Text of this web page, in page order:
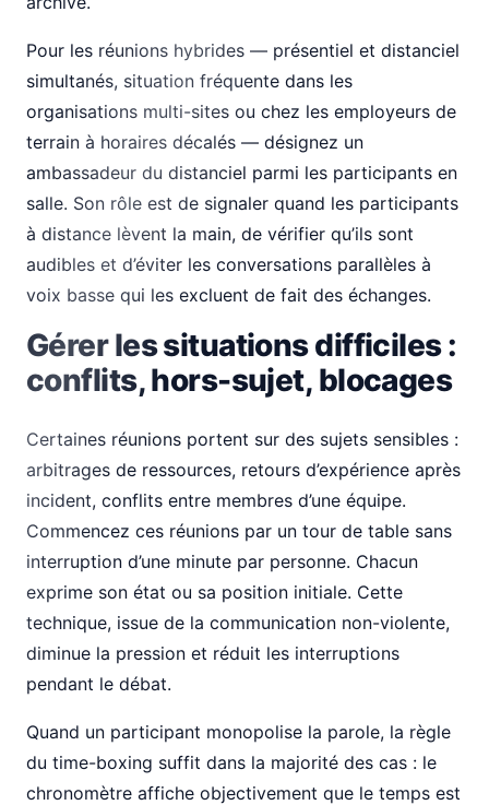
Pour les réunions hybrides — présentiel et distanciel
simultanés, situation fréquente dans les
organisations multi-sites ou chez les employeurs de
terrain à horaires décalés — désignez un
ambassadeur du distanciel parmi les participants en
salle. Son rôle est de signaler quand les participants
à distance lèvent la main, de vérifier qu’ils sont
audibles et d’éviter les conversations parallèles à
voix basse qui les excluent de fait des échanges.
Gérer les situations difficiles :
conflits, hors-sujet, blocages
Certaines réunions portent sur des sujets sensibles :
arbitrages de ressources, retours d’expérience après
incident, conflits entre membres d’une équipe.
Commencez ces réunions par un tour de table sans
interruption d’une minute par personne. Chacun
exprime son état ou sa position initiale. Cette
technique, issue de la communication non-violente,
diminue la pression et réduit les interruptions
pendant le débat.
Quand un participant monopolise la parole, la règle
du time-boxing suffit dans la majorité des cas : le
chronomètre affiche objectivement que le temps est